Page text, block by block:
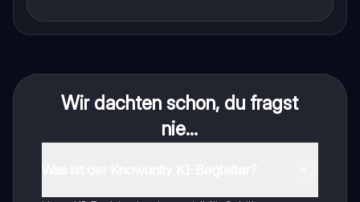
Wir dachten schon, du fragst
nie...